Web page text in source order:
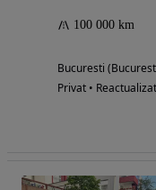
100 000 km
Bucuresti
Privat • Reactualizat